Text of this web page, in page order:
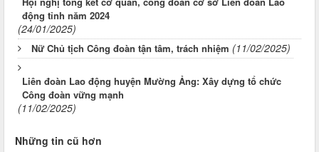
động tỉnh năm 2024
(24/01/2025)
Nữ Chủ tịch Công đoàn tận tâm, trách nhiệm (11/02/2025)
Liên đoàn Lao động huyện Mường Ảng: Xây dựng tổ chức
Công đoàn vững mạnh
(11/02/2025)
Những tin cũ hơn